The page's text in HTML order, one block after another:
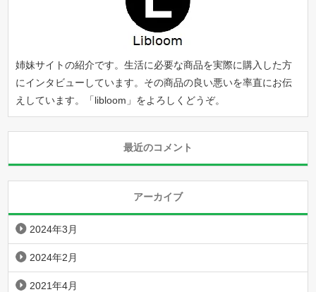
姉妹サイトの紹介です。生活に必要な商品を実際に購入した方
にインタビューしています。その商品の良い悪いを率直にお伝
えしています。「libloom 」をよろしくどうぞ。
最近のコメント
アーカイブ
2024年3月
2024年2月
2021年4月